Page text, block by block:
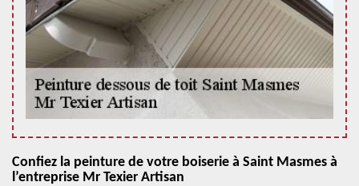
Confiez la peinture de votre boiserie à Saint Masmes à
l’entreprise Mr Texier Artisan